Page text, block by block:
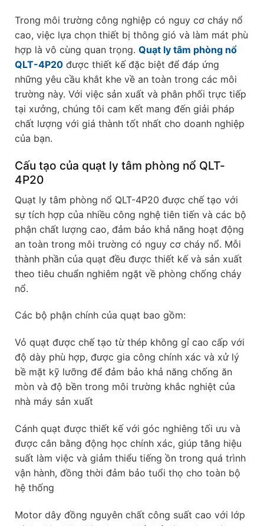
Trong môi trường công nghiệp có nguy cơ cháy nổ
cao, việc lựa chọn thiết bị thông gió và làm mát phù
hợp là vô cùng quan trọng. Quạt ly tâm phòng nổ
QLT-4P20 được thiết kế đặc biệt để đáp ứng
những yêu cầu khắt khe về an toàn trong các môi
trường này. Với việc sản xuất và phân phối trực tiếp
tại xưởng, chúng tôi cam kết mang đến giải pháp
chất lượng với giá thành tốt nhất cho doanh nghiệp
của bạn.
Cấu tạo của quạt ly tâm phòng nổ QLT-
4P20
Quạt ly tâm phòng nổ QLT-4P20 được chế tạo với
sự tích hợp của nhiều công nghệ tiên tiến và các bộ
phận chất lượng cao, đảm bảo khả năng hoạt động
an toàn trong môi trường có nguy cơ cháy nổ. Mỗi
thành phần của quạt đều được thiết kế và sản xuất
theo tiêu chuẩn nghiêm ngặt về phòng chống cháy
nổ.
Các bộ phận chính của quạt bao gồm:
Vỏ quạt được chế tạo từ thép không gỉ cao cấp với
độ dày phù hợp, được gia công chính xác và xử lý
bề mặt kỹ lưỡng để đảm bảo khả năng chống ăn
mòn và độ bền trong môi trường khắc nghiệt của
nhà máy sản xuất
Cánh quạt được thiết kế với góc nghiêng tối ưu và
được cân bằng động học chính xác, giúp tăng hiệu
suất làm việc và giảm thiểu tiếng ồn trong quá trình
vận hành, đồng thời đảm bảo tuổi thọ cho toàn bộ
hệ thống
Motor dây đồng nguyên chất công suất cao với lớp